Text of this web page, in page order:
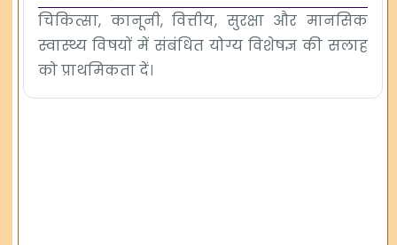
चिकित्सा, कानूनी, वित्तीय, सुरक्षा और मानसिक
स्वास्थ्य विषयों में संबंधित योग्य विशेषज्ञ की सलाह
को प्राथमिकता दें।